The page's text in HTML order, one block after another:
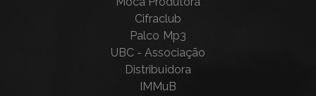
Cifraclub
Palco Mp3
UBC - Associação
Distribuidora
IMMuB